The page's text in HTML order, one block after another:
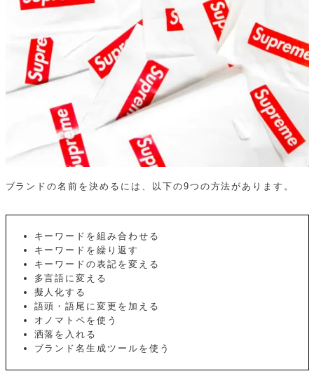
ブランドの名前を決めるには、以下の9つの方法があります。
キーワードを組み合わせる
キーワードを繰り返す
キーワードの表記を変える
多言語に変える
擬人化する
語頭・語尾に変更を加える
オノマトペを使う
洒落を入れる
ブランド名生成ツールを使う